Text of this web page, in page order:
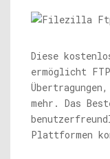
Diese
ermöglicht
mehr. Das
Plattformen